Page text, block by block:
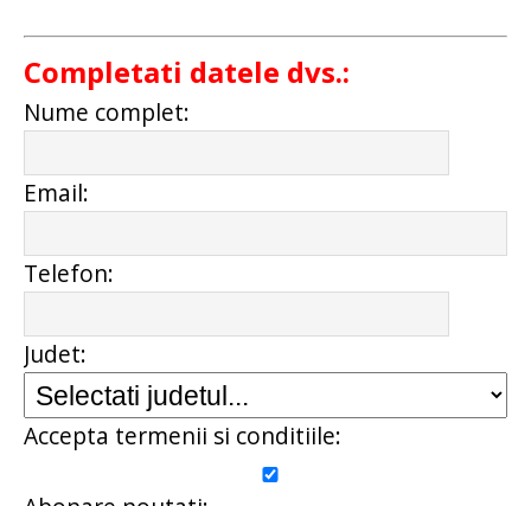
Completati datele dvs.:
Nume complet:
Email:
Telefon:
Judet:
Accepta termenii si conditiile: